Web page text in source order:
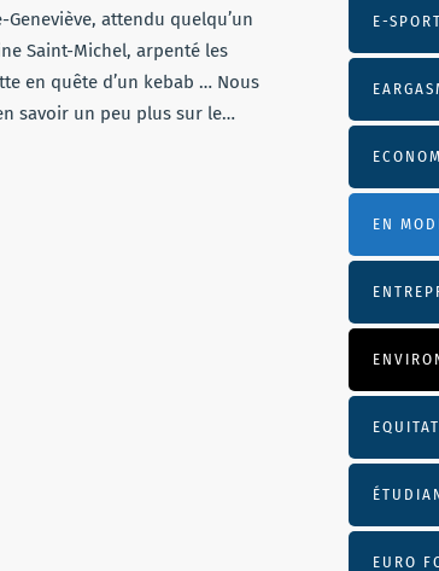
attendu quelqu’un
Saint-Michel, arpenté les
en quête d’un kebab … Nous
savoir un peu plus sur le…
E-SPORT
EN
EURO